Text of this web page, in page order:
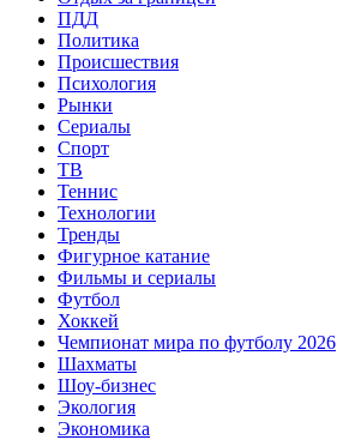
ПДД
Политика
Происшествия
Психология
Рынки
Сериалы
Спорт
ТВ
Теннис
Технологии
Тренды
Фигурное катание
Фильмы и сериалы
Футбол
Хоккей
Чемпионат мира по футболу 2026
Шахматы
Шоу-бизнес
Экология
Экономика